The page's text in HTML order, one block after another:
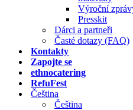
Výroční
Presskit
Dárci a partneři
Časté dotazy (FAQ)
Kontakty
Zapojte se
ethnocatering
RefuFest
Čeština
Čeština